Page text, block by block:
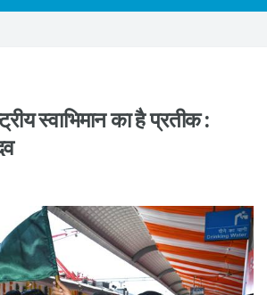
स्वाभिमान का है प्रतीक :